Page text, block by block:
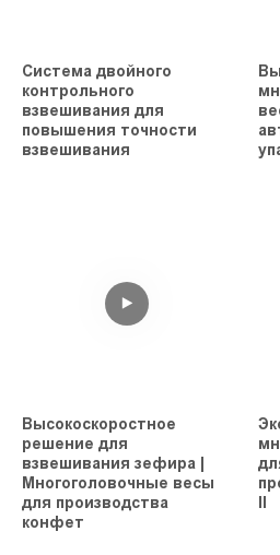
Система двойного
контрольного
взвешивания для
повышения точности
взвешивания
Высокоскоростное
решение для
взвешивания зефира |
Многоголовочные весы
для производства
конфет